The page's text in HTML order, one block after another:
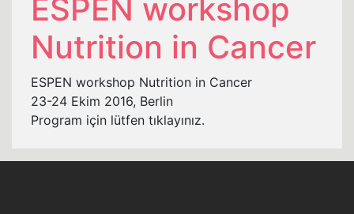
ESPEN workshop
Nutrition in Cancer
ESPEN workshop Nutrition in Cancer
23-24 Ekim 2016, Berlin
Program için lütfen tıklayınız.